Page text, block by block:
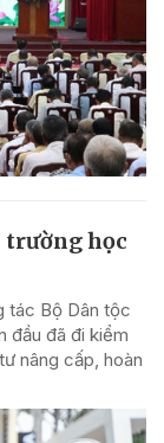
trường học
tác Bộ Dân tộc
đầu đã đi kiểm
nâng cấp, hoàn